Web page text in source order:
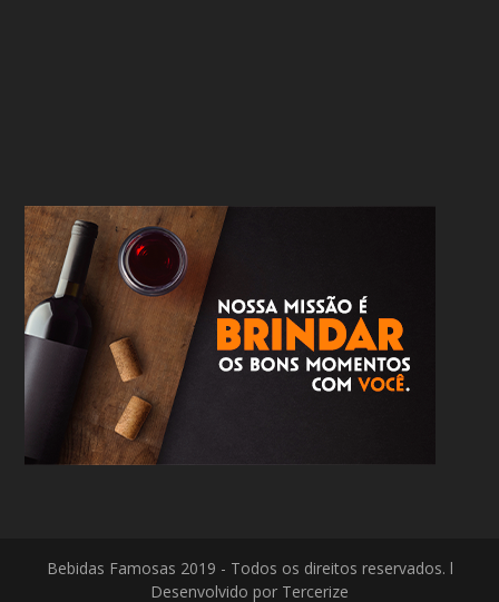
Bebidas Famosas 2019 - Todos os direitos reservados. l
Desenvolvido por Tercerize